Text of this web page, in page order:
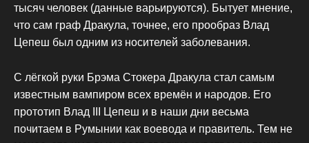
тысяч человек (данные варьируются). Бытует мнение,
что сам граф Дракула, точнее, его прообраз Влад
Цепеш был одним из носителей заболевания.
С лёгкой руки Брэма Стокера Дракула стал самым
известным вампиром всех времён и народов. Его
прототип Влад ІІІ Цепеш и в наши дни весьма
почитаем в Румынии как воевода и правитель. Тем не